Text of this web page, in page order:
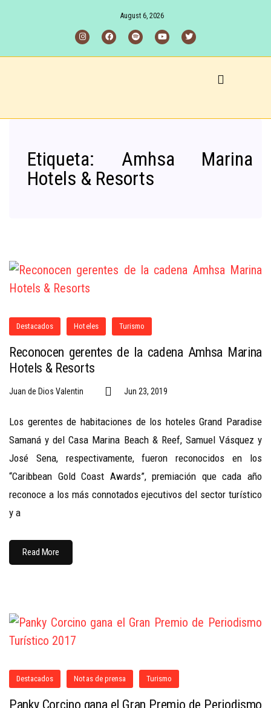
August 6, 2026
Etiqueta: Amhsa Marina
Hotels & Resorts
Destacados Hoteles Turismo
Reconocen gerentes de la cadena Amhsa Marina
Hotels & Resorts
Juan de Dios Valentin Jun 23, 2019
Los gerentes de habitaciones de los hoteles Grand Paradise
Samaná y del Casa Marina Beach & Reef, Samuel Vásquez y
José Sena, respectivamente, fueron reconocidos en los
“Caribbean Gold Coast Awards”, premiación que cada año
reconoce a los más connotados ejecutivos del sector turístico
y a
Read More
Destacados Notas de prensa Turismo
Panky Corcino gana el Gran Premio de Periodismo